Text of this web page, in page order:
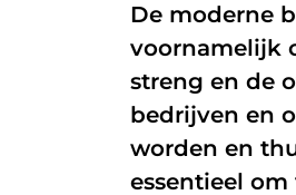
Hard- en
AI/Copilot
De moderne
voornamelijk
streng en de
bedrijven en
worden en
essentieel